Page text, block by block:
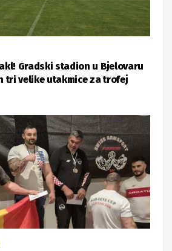
Gradski stadion u Bjelovaru
tri velike utakmice za trofej